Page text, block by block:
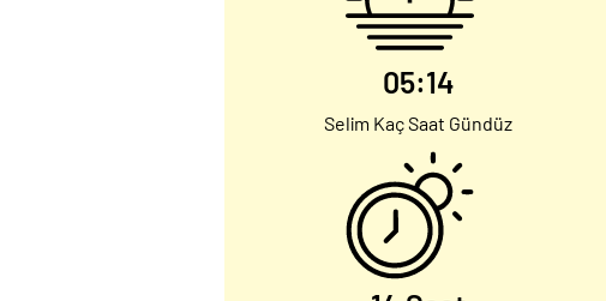
05:14
Selim Kaç Saat Gündüz